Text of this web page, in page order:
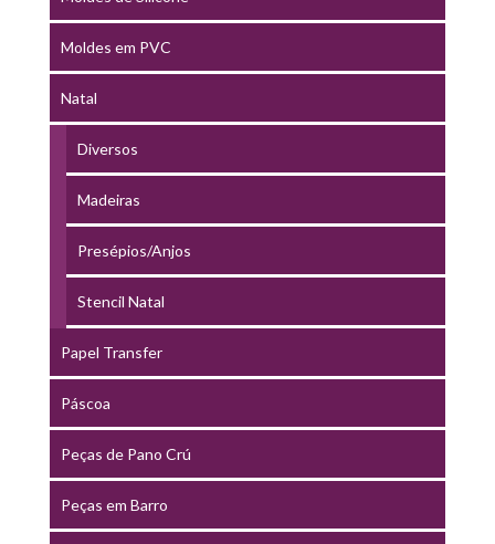
Moldes em PVC
Natal
Diversos
Madeiras
Presépios/Anjos
Stencil Natal
Papel Transfer
Páscoa
Peças de Pano Crú
Peças em Barro